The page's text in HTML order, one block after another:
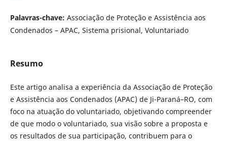
Palavras-chave: Associação de Proteção e Assistência aos
Condenados – APAC, Sistema prisional, Voluntariado
Resumo
Este artigo analisa a experiência da Associação de Proteção
e Assistência aos Condenados (APAC) de Ji-Paraná–RO, com
foco na atuação do voluntariado, objetivando compreender
de que modo o voluntariado, sua visão sobre a proposta e
os resultados de sua participação, contribuem para o